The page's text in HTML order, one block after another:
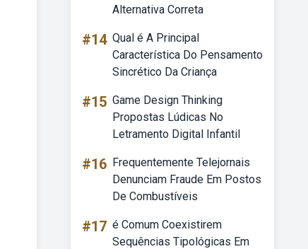
Alternativa Correta
#14 Qual é A Principal
Característica Do Pensamento
Sincrético Da Criança
#15 Game Design Thinking
Propostas Lúdicas No
Letramento Digital Infantil
#16 Frequentemente Telejornais
Denunciam Fraude Em Postos
De Combustíveis
#17 é Comum Coexistirem
Sequências Tipológicas Em